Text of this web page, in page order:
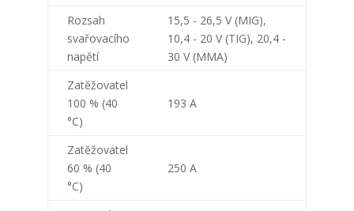
Rozsah
svařovacího
napětí
15,5 - 26,5 V (MIG),
10,4 - 20 V (TIG), 20,4 -
30 V (MMA)
Zatěžovatel
100 % (40
°C)
193 A
Zatěžovatel
60 % (40
°C)
250 A